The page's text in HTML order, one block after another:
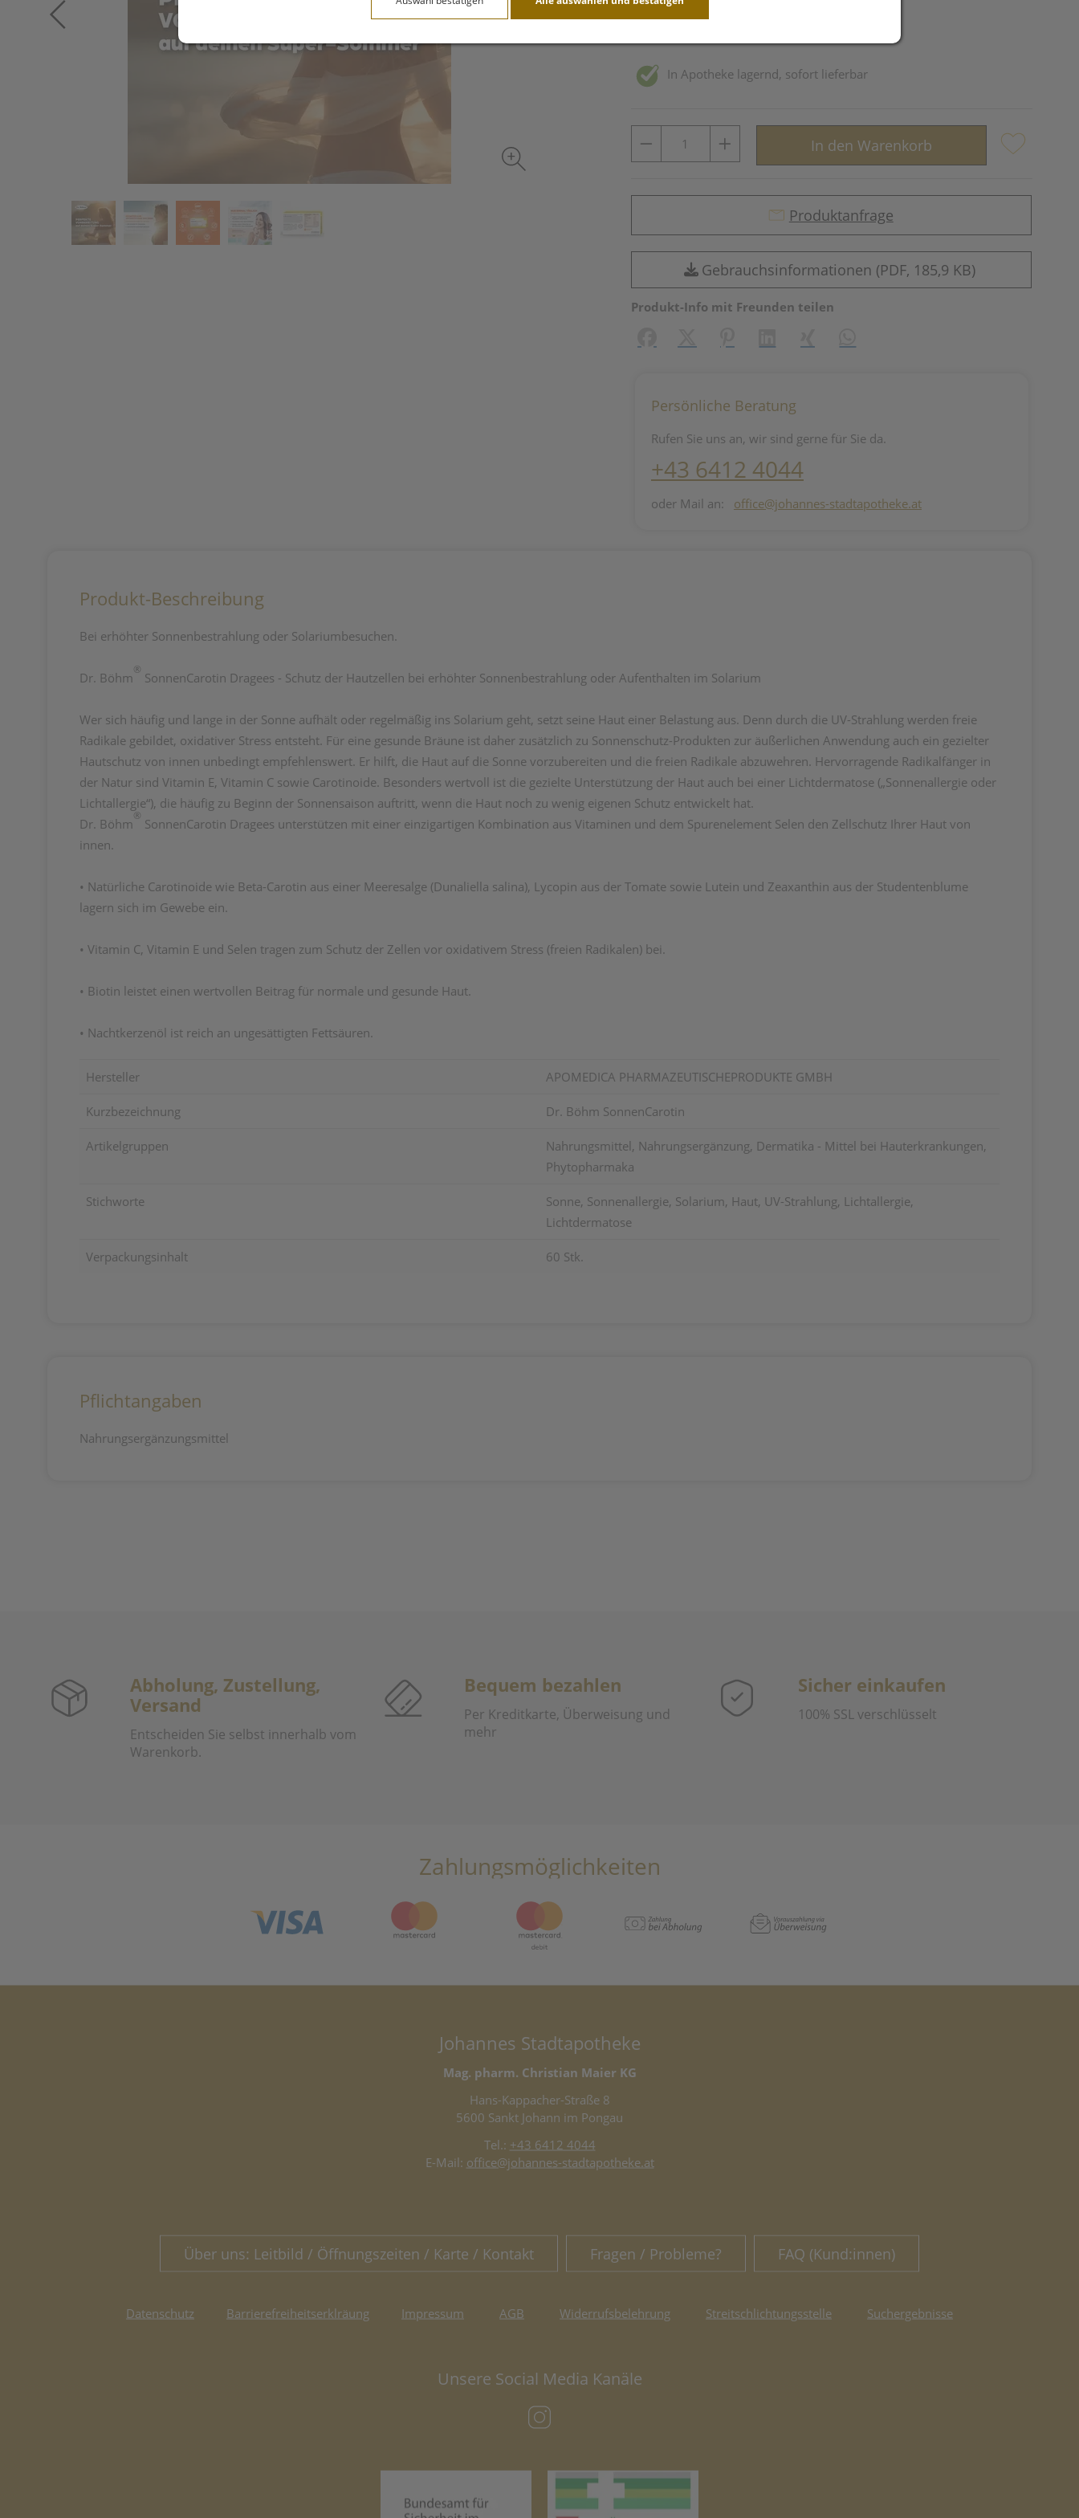
In Apotheke lagernd, sofort lieferbar
In den Warenkorb
Produktanfrage
Gebrauchsinformationen (PDF, 185,9 KB)
Produkt-Info mit Freunden teilen
Persönliche Beratung
Rufen Sie uns an, wir sind gerne für Sie da.
+43 6412 4044
oder Mail an: office@johannes-stadtapotheke.at
Produkt-Beschreibung
Bei erhöhter Sonnenbestrahlung oder Solariumbesuchen.
Dr. Böhm
®
SonnenCarotin Dragees - Schutz der Hautzellen bei erhöhter Sonnenbestrahlung oder Aufenthalten im Solarium
Wer sich häufig und lange in der Sonne aufhält oder regelmäßig ins Solarium geht, setzt seine Haut einer Belastung aus. Denn durch die UV-Strahlung werden freie
Radikale gebildet, oxidativer Stress entsteht. Für eine gesunde Bräune ist daher zusätzlich zu Sonnenschutz-Produkten zur äußerlichen Anwendung auch ein gezielter
Hautschutz von innen unbedingt empfehlenswert. Er hilft, die Haut auf die Sonne vorzubereiten und die freien Radikale abzuwehren. Hervorragende Radikalfänger in
der Natur sind Vitamin E, Vitamin C sowie Carotinoide. Besonders wertvoll ist die gezielte Unterstützung der Haut auch bei einer Lichtdermatose („Sonnenallergie oder
Lichtallergie“), die häufig zu Beginn der Sonnensaison auftritt, wenn die Haut noch zu wenig eigenen Schutz entwickelt hat.
Dr. Böhm
®
SonnenCarotin Dragees unterstützen mit einer einzigartigen Kombination aus Vitaminen und dem Spurenelement Selen den Zellschutz Ihrer Haut von
innen.
• Natürliche Carotinoide wie Beta-Carotin aus einer Meeresalge (Dunaliella salina), Lycopin aus der Tomate sowie Lutein und Zeaxanthin aus der Studentenblume
lagern sich im Gewebe ein.
• Vitamin C, Vitamin E und Selen tragen zum Schutz der Zellen vor oxidativem Stress (freien Radikalen) bei.
• Biotin leistet einen wertvollen Beitrag für normale und gesunde Haut.
• Nachtkerzenöl ist reich an ungesättigten Fettsäuren.
Hersteller APOMEDICA PHARMAZEUTISCHEPRODUKTE GMBH
Kurzbezeichnung Dr. Böhm SonnenCarotin
Artikelgruppen
Nahrungsmittel, Nahrungsergänzung, Dermatika - Mittel bei Hauterkrankungen,
Phytopharmaka
Stichworte
Sonne, Sonnenallergie, Solarium, Haut, UV-Strahlung, Lichtallergie,
Lichtdermatose
Verpackungsinhalt 60 Stk.
Pflichtangaben
Nahrungsergänzungsmittel
Abholung, Zustellung,
Versand
Entscheiden Sie selbst innerhalb vom
Warenkorb.
Bequem bezahlen
Per Kreditkarte, Überweisung und
mehr
Sicher einkaufen
100% SSL verschlüsselt
Zahlungsmöglichkeiten
Johannes Stadtapotheke
Mag. pharm. Christian Maier KG
Hans-Kappacher-Straße 8
5600 Sankt Johann im Pongau
Tel.: +43 6412 4044
E-Mail: office@johannes-stadtapotheke.at
Über uns: Leitbild / Öffnungszeiten / Karte / Kontakt Fragen / Probleme? FAQ (Kund:innen)
Datenschutz Barrierefreiheitserklräung Impressum AGB Widerrufsbelehrung Streitschlichtungsstelle Suchergebnisse
Unsere Social Media Kanäle
(öffnet in neuem Tab)